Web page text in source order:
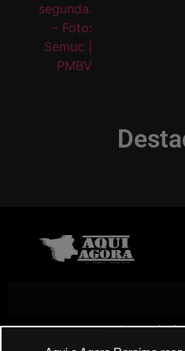
Envie suas